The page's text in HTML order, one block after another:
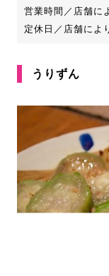
営業時間／店舗に
定休日／店舗によ
うりずん